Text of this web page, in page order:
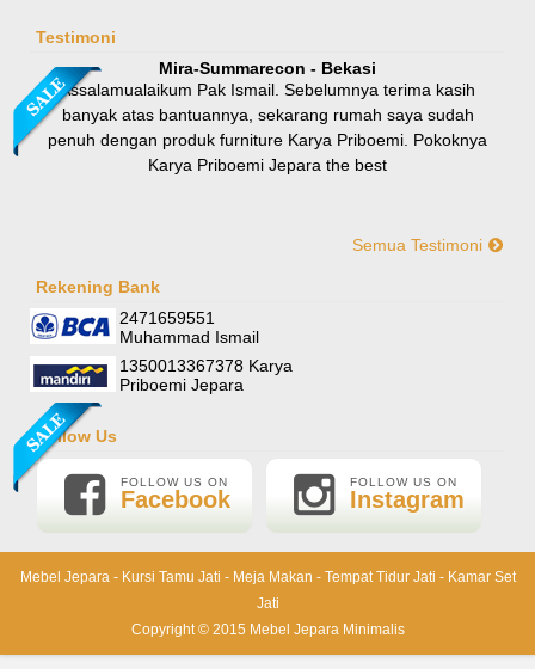
Rp (Hubungi CS)
Lemari Pajangan Shima
Rp 6.000.0006.500.000
Testimoni
Mira-Summarecon - Bekasi
Assalamualaikum Pak Ismail. Sebelumnya terima kasih
banyak atas bantuannya, sekarang rumah saya sudah
penuh dengan produk furniture Karya Priboemi. Pokoknya
Karya Priboemi Jepara the best
Hallo mas ismail, terima kasih banyak ya. Barang furniture
kasih banyak mas mail.
Semua Testimoni
Rekening Bank
2471659551
Muhammad Ismail
1350013367378 Karya
Priboemi Jepara
Follow Us
FOLLOW US ON
Facebook
FOLLOW US ON
Instagram
Mebel Jepara- Kursi Tamu Jati - Meja Makan - Tempat Tidur Jati - Kamar Set
Jati
Copyright © 2015 Mebel Jepara Minimalis